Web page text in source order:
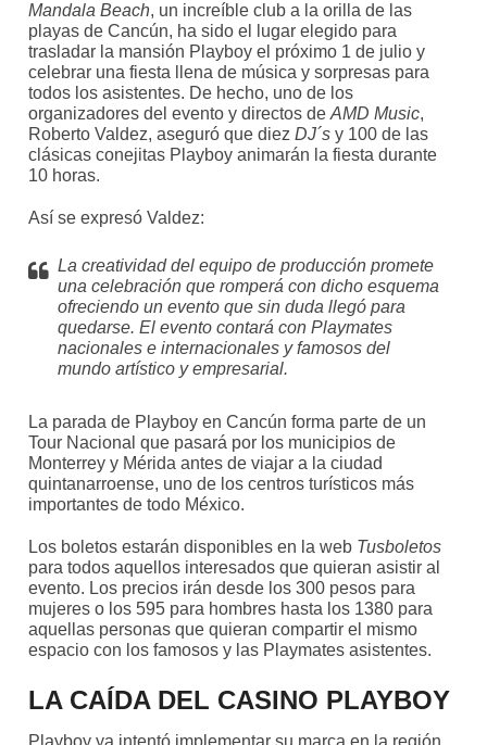
Mandala Beach, un increíble club a la orilla de las
playas de Cancún, ha sido el lugar elegido para
trasladar la mansión Playboy el próximo 1 de julio y
celebrar una fiesta llena de música y sorpresas para
todos los asistentes. De hecho, uno de los
organizadores del evento y directos deAMD Music,
Roberto Valdez, aseguró que diezDJ´s y 100 de las
clásicas conejitas Playboy animarán la fiesta durante
10 horas.
Así se expresó Valdez:
La creatividad del equipo de producción promete
una celebración que romperá con dicho esquema
ofreciendo un evento que sin duda llegó para
quedarse. El evento contará con Playmates
nacionales e internacionales y famosos del
mundo artístico y empresarial.
La parada de Playboy en Cancún forma parte de un
Tour Nacional que pasará por los municipios de
Monterrey y Mérida antes de viajar a la ciudad
quintanarroense, uno de los centros turísticos más
importantes de todo México.
Los boletos estarán disponibles en la web Tusboletos
para todos aquellos interesados que quieran asistir al
evento. Los precios irán desde los 300 pesos para
mujeres o los 595 para hombres hasta los 1380 para
aquellas personas que quieran compartir el mismo
espacio con los famosos y las Playmates asistentes.
LA CAÍDA DEL CASINO PLAYBOY
Playboy ya intentó implementar su marca en la región